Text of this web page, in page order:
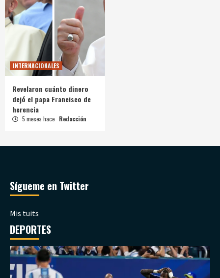
INTERNACIONALES
Revelaron cuánto dinero
dejó el papa Francisco de
herencia
5 meses hace Redacción
Sígueme en Twitter
Mis tuits
DEPORTES